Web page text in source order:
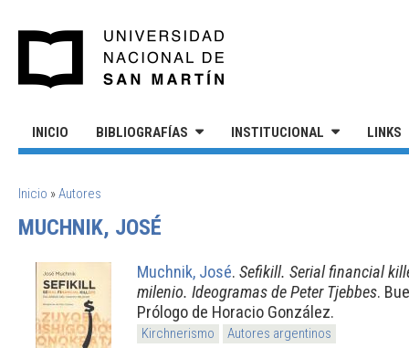
INICIO BIBLIOGRAFÍAS INSTITUCIONAL LINKS
SE ENCUENTRA USTED AQUÍ
Inicio »Autores
MUCHNIK, JOSÉ
Muchnik, José. Sefikill. Serial financial
milenio. Ideogramas de Peter Tjebbes.
Prólogo de Horacio González.
Kirchnerismo
Autores argentinos